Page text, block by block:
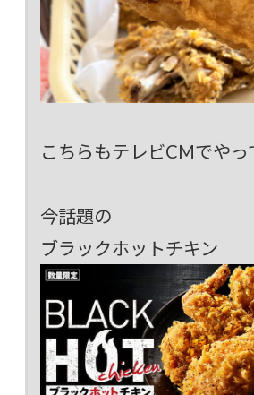
こちらもテレビCMでやっ
今話題の
ブラックホットチキン